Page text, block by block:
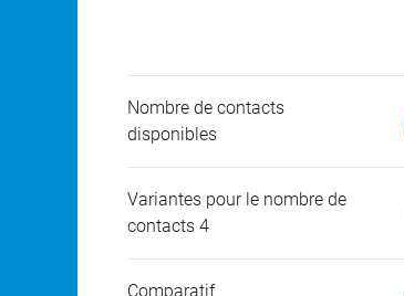
Nombre de contacts
disponibles
Variantes pour le nombre de
contacts 4
Comparatif